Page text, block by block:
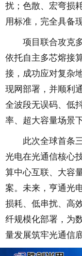
扰；色散、宏弯损
用标准，完全具备
项目联合攻克多
依托自主多芯熔接
接，成功应对复杂
现网部署，并顺利
全波段无误码、低
率、超大容量场景
此次全球首条三
光电在光通信核心
算中心互联、大容
案。未来，亨通光
损耗、低串扰、高
纤规模化部署，为
量发展筑牢光通信底